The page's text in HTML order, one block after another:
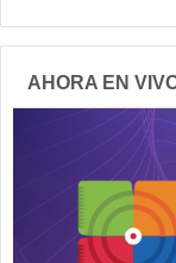
AHORA EN